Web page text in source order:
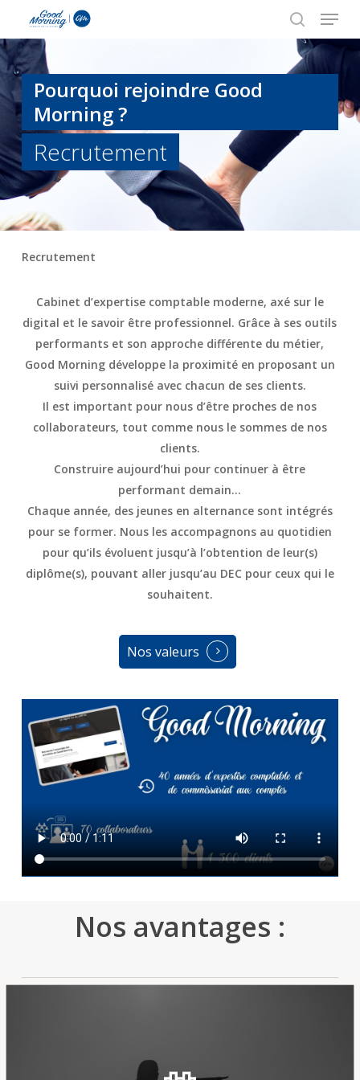
main
content
Pourquoi rejoindre Good
Morning ?
Recrutement
Recrutement
Cabinet d’expertise comptablemoderne, axé sur le
digital et le savoir être professionnel. Grâce à ses outils
performants et son approche différente du métier,
Good Morning développe la proximitéen proposant un
suivi personnalisé avec chacun de ses clients.
Il est important pour nous d’être proches de nos
collaborateurs, tout comme nous le sommes de nos
clients.
Construire aujourd’hui pour continuer à être
performant demain…
Chaque année, des jeunes en alternancesont intégrés
pour se former. Nous les accompagnons au quotidien
pour qu’ils évoluent jusqu’à l’obtention de leur(s)
diplôme(s), pouvant aller jusqu’au DEC pour ceux qui le
souhaitent.
Nos valeurs
Nos avantages :